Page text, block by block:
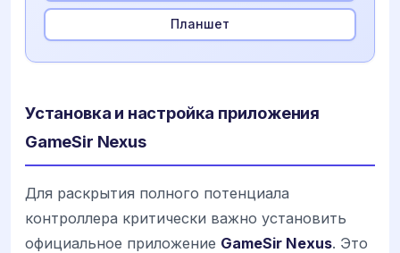
Планшет
Установка и настройка приложения
GameSir Nexus
Для раскрытия полного потенциала
контроллера критически важно установить
официальное приложение GameSir Nexus. Это